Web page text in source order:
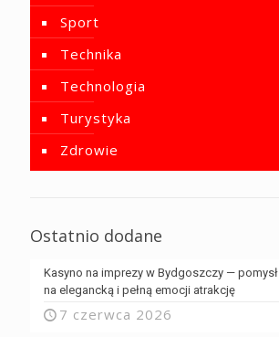
Sport
Technika
Technologia
Turystyka
Zdrowie
Ostatnio dodane
Kasyno na imprezy w Bydgoszczy — pomysł
na elegancką i pełną emocji atrakcję
7 czerwca 2026